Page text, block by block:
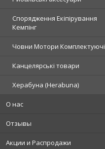
Спорядження Екіпірування
Кемпінг
Човни Мотори Комплектуючі
Канцелярські товари
Херабуна (Herabuna)
О нас
Отзывы
Акции и Распродажи